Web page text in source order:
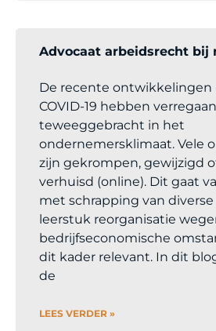
Advocaat arbeidsrecht bij
De recente ontwikkelingen
COVID-19 hebben
teweeggebracht in het
ondernemersklimaat. Vele
zijn gekrompen, gewijzigd
verhuisd (online). Dit gaat
met schrapping van
leerstuk reorganisatie
bedrijfseconomische
dit kader relevant. In dit
de
LEES VERDER »